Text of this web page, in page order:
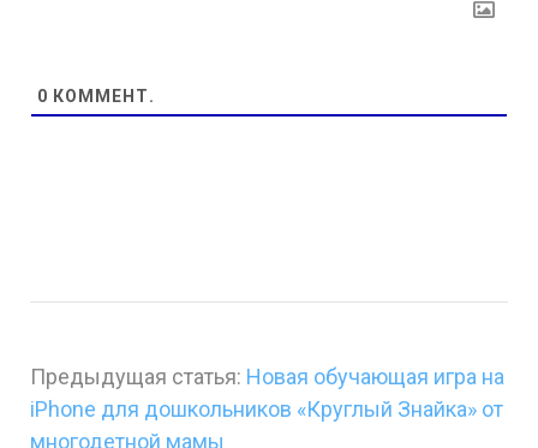
0 КОММЕНТ.
Предыдущая статья: Новая обучающая игра на
iPhone для дошкольников «Круглый Знайка» от
многодетной мамы